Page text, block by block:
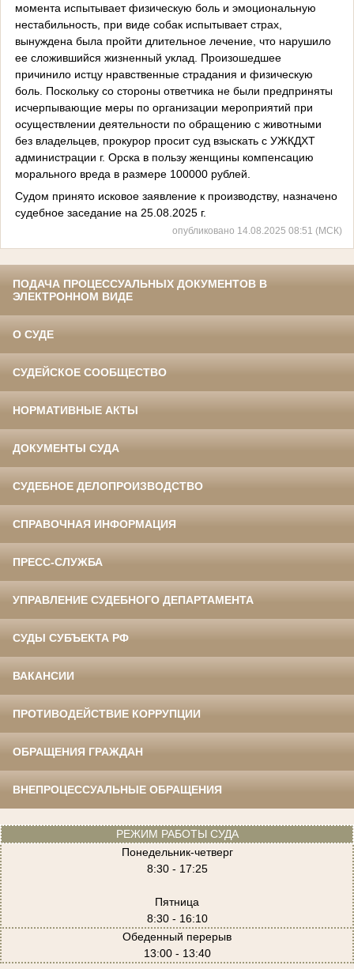
момента испытывает физическую боль и эмоциональную
нестабильность, при виде собак испытывает страх,
вынуждена была пройти длительное лечение, что нарушило
ее сложившийся жизненный уклад. Произошедшее
причинило истцу нравственные страдания и физическую
боль. Поскольку со стороны ответчика не были предприняты
исчерпывающие меры по организации мероприятий при
осуществлении деятельности по обращению с животными
без владельцев, прокурор просит суд взыскать с УЖКДХТ
администрации г. Орска в пользу женщины компенсацию
морального вреда в размере 100000 рублей.
Судом принято исковое заявление к производству, назначено
судебное заседание на 25.08.2025 г.
опубликовано 14.08.2025 08:51 (МСК)
ПОДАЧА ПРОЦЕССУАЛЬНЫХ ДОКУМЕНТОВ В
ЭЛЕКТРОННОМ ВИДЕ
О СУДЕ
СУДЕЙСКОЕ СООБЩЕСТВО
НОРМАТИВНЫЕ АКТЫ
ДОКУМЕНТЫ СУДА
СУДЕБНОЕ ДЕЛОПРОИЗВОДСТВО
СПРАВОЧНАЯ ИНФОРМАЦИЯ
ПРЕСС-СЛУЖБА
УПРАВЛЕНИЕ СУДЕБНОГО ДЕПАРТАМЕНТА
СУДЫ СУБЪЕКТА РФ
ВАКАНСИИ
ПРОТИВОДЕЙСТВИЕ КОРРУПЦИИ
ОБРАЩЕНИЯ ГРАЖДАН
ВНЕПРОЦЕССУАЛЬНЫЕ ОБРАЩЕНИЯ
РЕЖИМ РАБОТЫ СУДА
Понедельник-четверг
8:30 - 17:25
Пятница
8:30 - 16:10
Обеденный перерыв
13:00 - 13:40